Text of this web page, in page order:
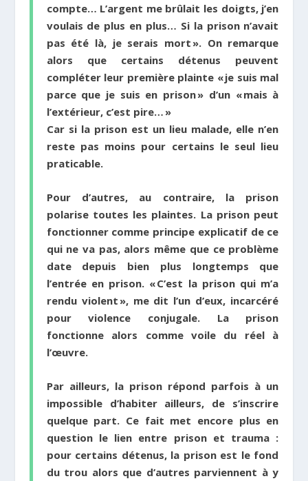
compte… L’argent me brûlait les doigts, j’en
voulais de plus en plus… Si la prison n’avait
pas été là, je serais mort ». On remarque
alors que certains détenus peuvent
compléter leur première plainte « je suis mal
parce que je suis en prison » d’un « mais à
l’extérieur, c’est pire… »
Car si la prison est un lieu malade, elle n’en
reste pas moins pour certains le seul lieu
praticable.
Pour d’autres, au contraire, la prison
polarise toutes les plaintes. La prison peut
fonctionner comme principe explicatif de ce
qui ne va pas, alors même que ce problème
date depuis bien plus longtemps que
l’entrée en prison. « C’est la prison qui m’a
rendu violent », me dit l’un d’eux, incarcéré
pour violence conjugale. La prison
fonctionne alors comme voile du réel à
l’œuvre.
Par ailleurs, la prison répond parfois à un
impossible d’habiter ailleurs, de s’inscrire
quelque part. Ce fait met encore plus en
question le lien entre prison et trauma :
pour certains détenus, la prison est le fond
du trou alors que d’autres parviennent à y